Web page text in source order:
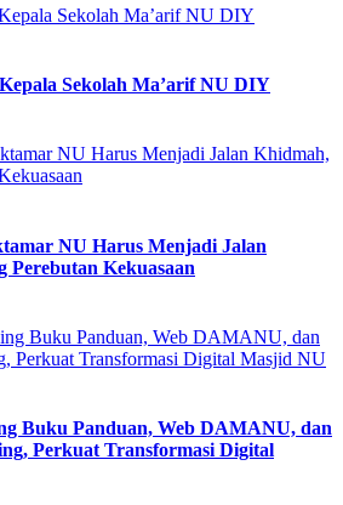
Sekolah Ma’arif NU DIY
NU Harus Menjadi Jalan
Kekuasaan
Buku Panduan, Web DAMANU, dan
Perkuat Transformasi Digital